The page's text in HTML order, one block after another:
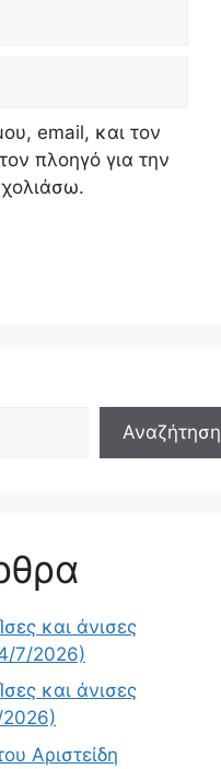
email, και τον
πλοηγό για την
Αναζήτηση
και άνισες
7/2026)
και άνισες
2026)
Αριστείδη